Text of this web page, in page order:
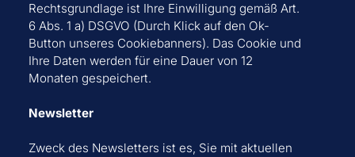
Rechtsgrundlage ist Ihre Einwilligung gemäß Art.
6 Abs. 1 a) DSGVO (Durch Klick auf den Ok-
Button unseres Cookiebanners). Das Cookie und
Ihre Daten werden für eine Dauer von 12
Monaten gespeichert.
Newsletter
Zweck des Newsletters ist es, Sie mit aktuellen